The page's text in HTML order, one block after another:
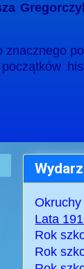
Lata
Rok
Rok